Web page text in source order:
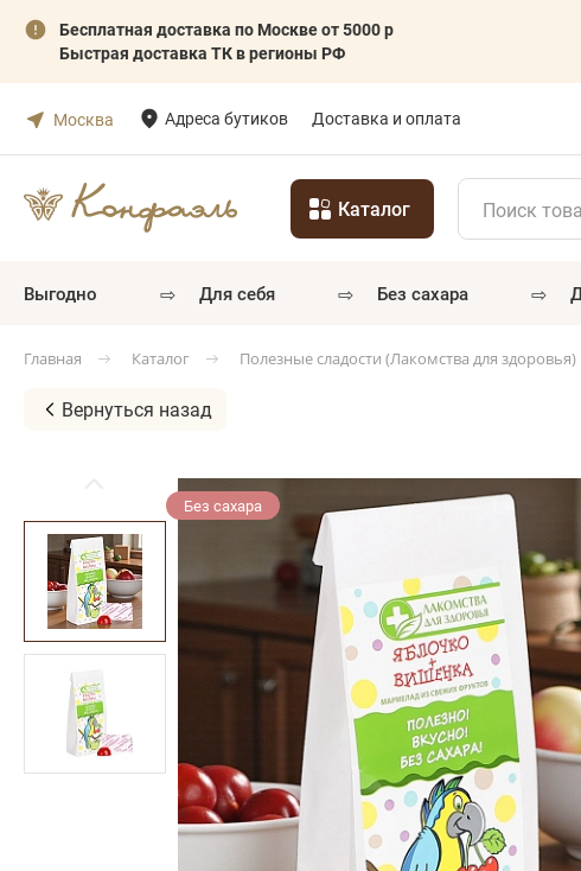
Бесплатная доставка по Москве от 5000 р
Быстрая доставка ТК в регионы РФ
Москва Адреса бутиков Доставка и оплата
Каталог
выгодно ⇨ для себя ⇨ без сахара ⇨
Главная Каталог Полезные сладости (Лакомства для здоровья)
Вернуться назад
Без сахара